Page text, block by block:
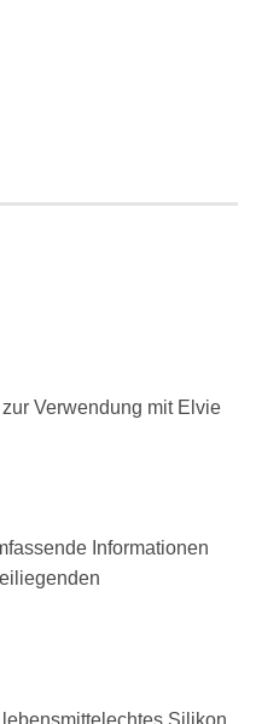
Verwendung mit Elvie
Informationen
Silikon